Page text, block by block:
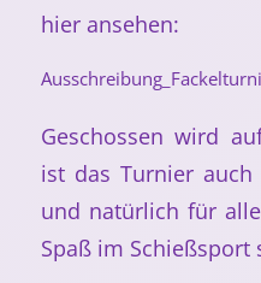
hier ansehen:
Geschossen wird
ist das Turnier
und natürlich für
Spaß im Schießsport